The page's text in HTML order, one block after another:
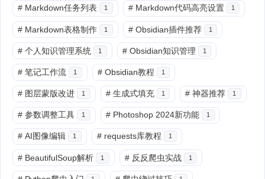
# Markdown任务列表 1 # Markdown代码高亮设置 1
# Markdown表格制作 1 # Obsidian插件推荐 1
# 个人知识管理系统 1 # Obsidian知识管理 1
# 笔记工作流 1 # Obsidian教程 1
# 图层蒙版改进 1 # 生成式填充 1 # 神器推荐 1
# 参数调整工具 1 # Photoshop 2024新功能 1
# AI图像编辑 1 # requests库教程 1
# BeautifulSoup解析 1 # 反反爬虫实战 1